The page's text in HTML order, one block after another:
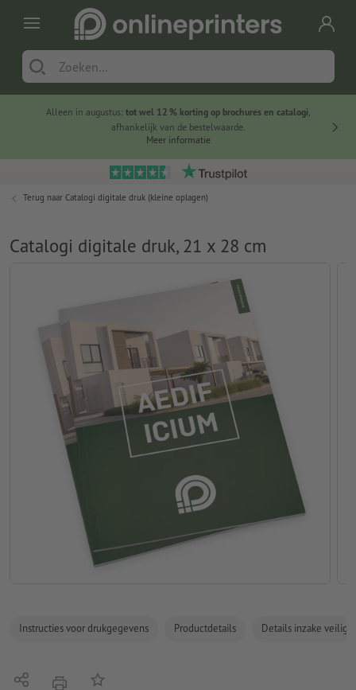
Alleen in augustus: tot wel 12 % korting op brochures en catalogi,
afhankelijk van de bestelwaarde.
Meer informatie
Terug naar Catalogi digitale druk (kleine oplagen)
Catalogi digitale druk, 21 x 28 cm
Instructies voor drukgegevens Productdetails Details inzake
Delen afdrukkenOp de lijst